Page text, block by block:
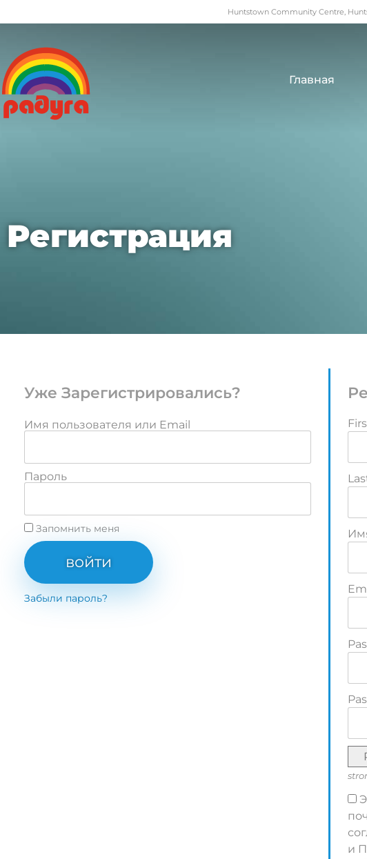
Huntstown Community Centre,
Главная
Регистрация
Уже Зарегистрировались?
Имя пользователя или Email
Пароль
Запомнить меня
войти
Забыли пароль?
и